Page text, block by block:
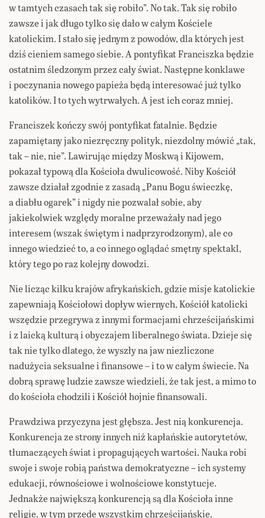
w tamtych czasach tak się robiło”. No tak. Tak się robiło
zawsze i jak długo tylko się dało w całym Kościele
katolickim. I stało się jednym z powodów, dla których jest
dziś cieniem samego siebie. A pontyfikat Franciszka będzie
ostatnim śledzonym przez cały świat. Następne konklawe
i poczynania nowego papieża będą interesować już tylko
katolików. I to tych wytrwałych. A jest ich coraz mniej.
Franciszek kończy swój pontyfikat fatalnie. Będzie
zapamiętany jako niezręczny polityk, niezdolny mówić „tak,
tak – nie, nie”. Lawirując między Moskwą i Kijowem,
pokazał typową dla Kościoła dwulicowość. Niby Kościół
zawsze działał zgodnie z zasadą „Panu Bogu świeczkę,
a diabłu ogarek” i nigdy nie pozwalał sobie, aby
jakiekolwiek względy moralne przeważały nad jego
interesem (wszak świętym i nadprzyrodzonym), ale co
innego wiedzieć to, a co innego oglądać smętny spektakl,
który tego po raz kolejny dowodzi.
Nie licząc kilku krajów afrykańskich, gdzie misje katolickie
zapewniają Kościołowi dopływ wiernych, Kościół katolicki
wszędzie przegrywa z innymi formacjami chrześcijańskimi
i z laicką kulturą i obyczajem liberalnego świata. Dzieje się
tak nie tylko dlatego, że wyszły na jaw niezliczone
nadużycia seksualne i finansowe – i to w całym świecie. Na
dobrą sprawę ludzie zawsze wiedzieli, że tak jest, a mimo to
do kościoła chodzili i Kościół hojnie finansowali.
Prawdziwa przyczyna jest głębsza. Jest nią konkurencja.
Konkurencja ze strony innych niż kapłańskie autorytetów,
tłumaczących świat i propagujących wartości. Nauka robi
swoje i swoje robią państwa demokratyczne – ich systemy
edukacji, równościowe i wolnościowe konstytucje.
Jednakże największą konkurencją są dla Kościoła inne
religie, w tym przede wszystkim chrześcijańskie.